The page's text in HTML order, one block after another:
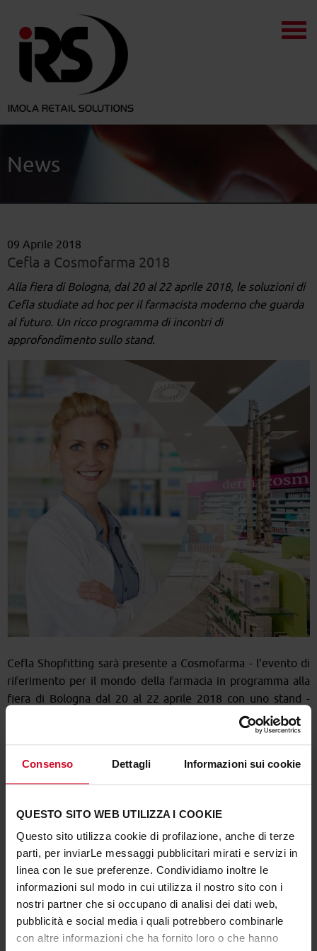
Consenso Dettagli Informazioni sui cookie
QUESTO SITO WEB UTILIZZA I COOKIE
Questo sito utilizza cookie di profilazione, anche di terze
parti, per inviarLe messaggi pubblicitari mirati e servizi in
linea con le sue preferenze. Condividiamo inoltre le
informazioni sul modo in cui utilizza il nostro sito con i
nostri partner che si occupano di analisi dei dati web,
pubblicità e social media i quali potrebbero combinarle
con altre informazioni che ha fornito loro o che hanno
News
09 Aprile 2018
Cefla a Cosmofarma 2018
Alla fiera di Bologna, dal 20 al 22 aprile 2018, le soluzioni di
Cefla studiate ad hoc per il farmacista moderno che guarda
al futuro. Un ricco programma di incontri di
approfondimento sullo stand.
Cefla Shopfitting sarà presente a Cosmofarma - l’evento di
riferimento per il mondo della farmacia in programma alla
fiera di Bologna dal 20 al 22 aprile 2018 con uno stand -
- in cui risalteranno i punti di
forza degli allestimenti dedicati al mondo delle farmacie:
l’illuminazione del prodotto, la flessibilità delle soluzioni
proposte.
Cefla si afferma oggi nel panorama delRetail Design
settore farmaceutico con una forte vocazione al concept
specialistico, in cui il progetto si sviluppa attorno a una
personalizzazione aderente alle esigenze e alle richieste del
cliente.
La farmacia è sempre più connessa e on line, Cefla si
propone come partner tecnologico nella progettazione di
servizi diproximity marketing, accompagnando il cliente